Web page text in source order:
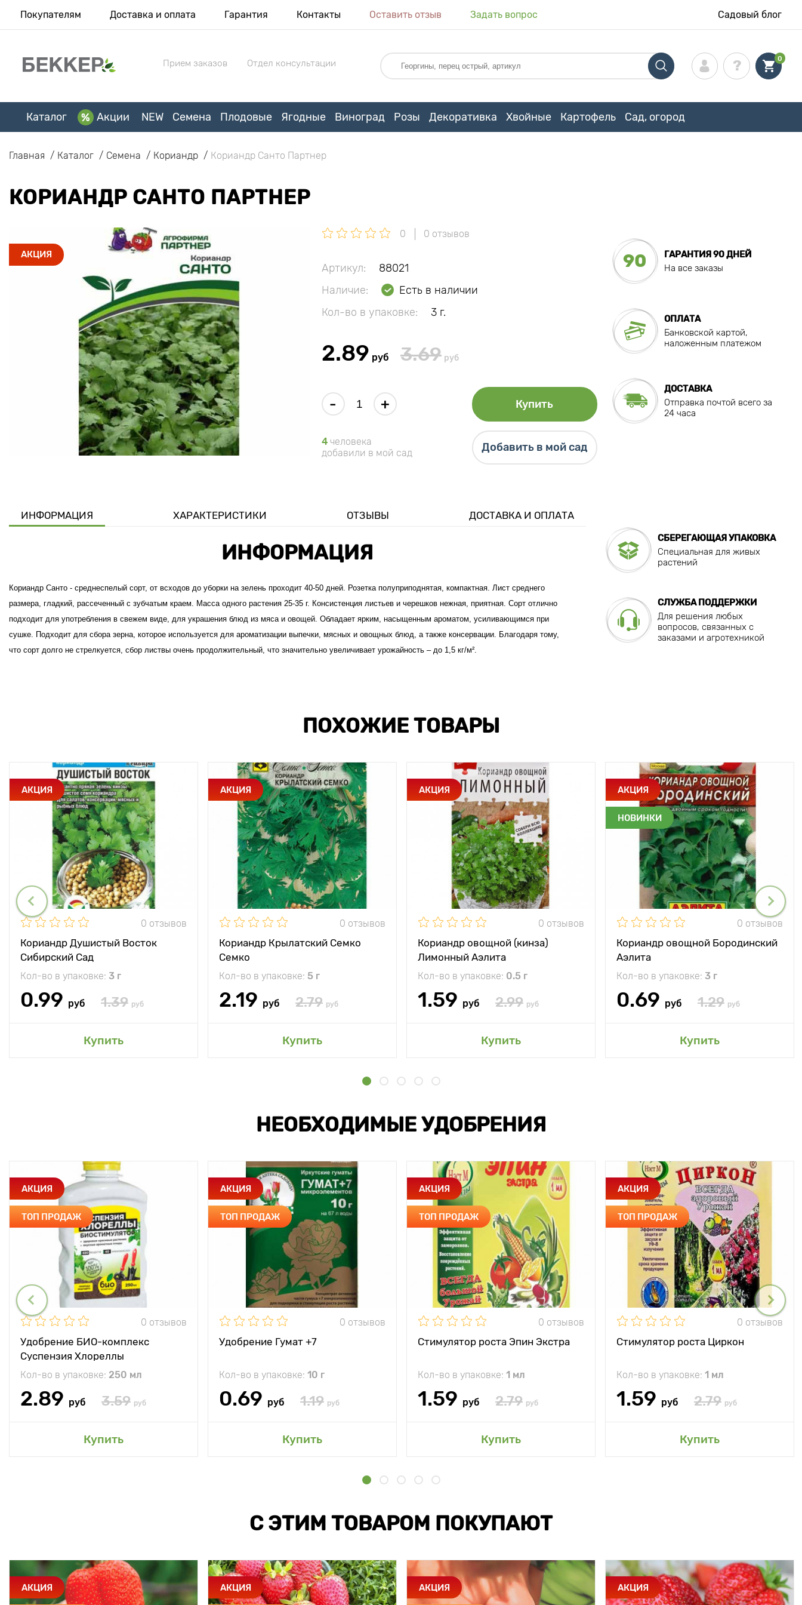
Покупателям Доставка и оплата Гарантия Контакты Оставить отзыв Задать вопрос Садовый блог
Прием заказов Отдел консультации 0
Каталог Акции NEW Семена Плодовые Ягодные Виноград Розы Декоративка Хвойные Картофель Сад, огород
Главная Каталог Семена Кориандр Кориандр Санто Партнер
КОРИАНДР САНТО ПАРТНЕР
АКЦИЯ
0 0 отзывов
Артикул:
88021
Наличие:
Есть в наличии
Кол-во в упаковке:
3 г.
2.89 руб 3.69 руб
- + Купить
4 человека
добавили в мой сад
Добавить в мой сад
90
ГАРАНТИЯ 90 ДНЕЙ
На все заказы
ОПЛАТА
Банковской картой,
наложенным платежом
ДОСТАВКА
Отправка почтой всего за
24 часа
ИНФОРМАЦИЯ ХАРАКТЕРИСТИКИ ОТЗЫВЫ ДОСТАВКА И ОПЛАТА
ИНФОРМАЦИЯ
Кориандр Санто - среднеспелый сорт, от всходов до уборки на зелень проходит 40-50 дней. Розетка полуприподнятая, компактная. Лист среднего
размера, гладкий, рассеченный с зубчатым краем. Масса одного растения 25-35 г. Консистенция листьев и черешков нежная, приятная. Сорт отлично
подходит для употребления в свежем виде, для украшения блюд из мяса и овощей. Обладает ярким, насыщенным ароматом, усиливающимся при
сушке. Подходит для сбора зерна, которое используется для ароматизации выпечки, мясных и овощных блюд, а также консервации. Благодаря тому,
что сорт долго не стрелкуется, сбор листвы очень продолжительный, что значительно увеличивает урожайность – до 1,5 кг/м².
СБЕРЕГАЮЩАЯ УПАКОВКА
Специальная для живых
растений
СЛУЖБА ПОДДЕРЖКИ
Для решения любых
вопросов, связанных с
заказами и агротехникой
ПОХОЖИЕ ТОВАРЫ
АКЦИЯ
0 отзывов
Кориандр Душистый Восток
Сибирский Сад
Кол-во в упаковке: 3 г
0.99 руб 1.39 руб
Купить
АКЦИЯ
0 отзывов
Кориандр Крылатский Семко
Семко
Кол-во в упаковке: 5 г
2.19 руб 2.79 руб
Купить
АКЦИЯ
0 отзывов
Кориандр овощной (кинза)
Лимонный Аэлита
Кол-во в упаковке: 0.5 г
1.59 руб 2.99 руб
Купить
АКЦИЯ
НОВИНКИ
0 отзывов
Кориандр овощной Бородинский
Аэлита
Кол-во в упаковке: 3 г
0.69 руб 1.29 руб
Купить
НЕОБХОДИМЫЕ УДОБРЕНИЯ
АКЦИЯ
ТОП ПРОДАЖ
0 отзывов
Удобрение БИО-комплекс
Суспензия Хлореллы
Кол-во в упаковке: 250 мл
2.89 руб 3.59 руб
Купить
АКЦИЯ
ТОП ПРОДАЖ
0 отзывов
Удобрение Гумат +7
Кол-во в упаковке: 10 г
0.69 руб 1.19 руб
Купить
АКЦИЯ
ТОП ПРОДАЖ
0 отзывов
Стимулятор роста Эпин Экстра
Кол-во в упаковке: 1 мл
1.59 руб 2.79 руб
Купить
АКЦИЯ
ТОП ПРОДАЖ
0 отзывов
Стимулятор роста Циркон
Кол-во в упаковке: 1 мл
1.59 руб 2.79 руб
Купить
С ЭТИМ ТОВАРОМ ПОКУПАЮТ
АКЦИЯ АКЦИЯ АКЦИЯ АКЦИЯ